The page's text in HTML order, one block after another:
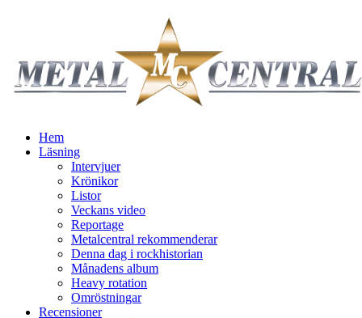
Hem
Läsning
Intervjuer
Krönikor
Listor
Veckans video
Reportage
Metalcentral rekommenderar
Denna dag i rockhistorian
Månadens album
Heavy rotation
Omröstningar
Recensioner